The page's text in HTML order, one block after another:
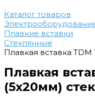
Каталог товаров
Плавкие вставки
Стеклянные
Плавкая вставка TDM
Плавкая
(5х20мм)